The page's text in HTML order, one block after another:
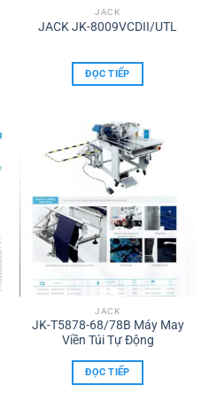
JACK
JACK JK-8009VCDII/UTL
ĐỌC TIẾP
JACK
JK-T5878-68/78B Máy May
Viền Túi Tự Động
ĐỌC TIẾP